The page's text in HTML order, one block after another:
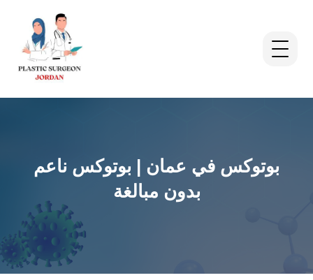
بوتوكس في عمان | بوتوكس ناعم
بدون مبالغة